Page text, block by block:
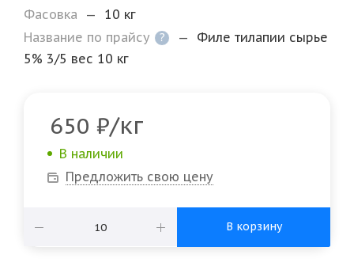
Фасовка
—
10 кг
Название по прайсу
? —
Филе тилапии сырье
5% 3/5 вес 10 кг
650 ₽/кг
В наличии
Предложить свою цену
В корзину